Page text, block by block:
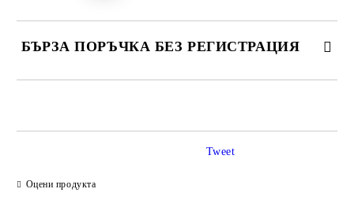
БЪРЗА ПОРЪЧКА БЕЗ РЕГИСТРАЦИЯ
Оцени продукта
Tweet